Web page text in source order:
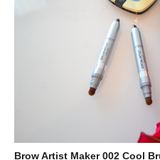
Brow Artist Maker 002 Cool